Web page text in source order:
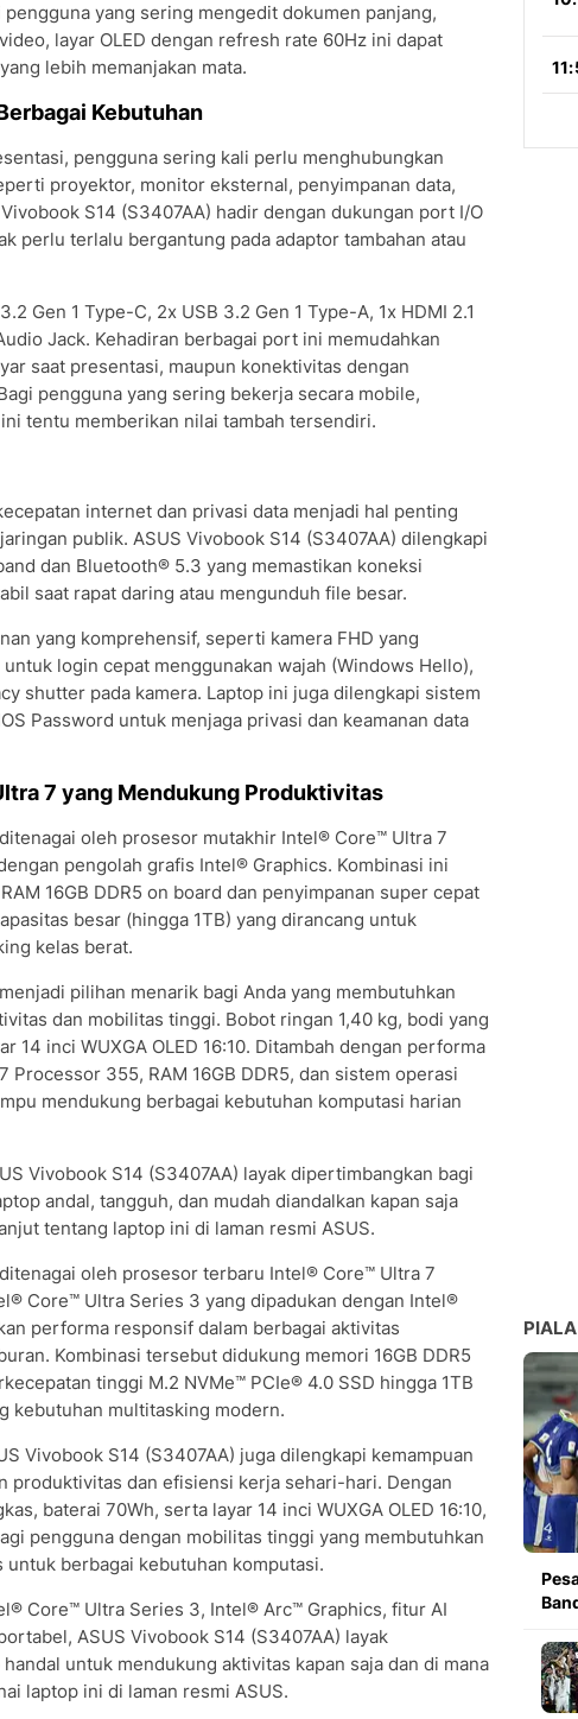
pengguna yang sering mengedit dokumen panjang,
layar OLED dengan refresh rate 60Hz ini dapat
lebih memanjakan mata.
Kebutuhan
pengguna sering kali perlu menghubungkan
proyektor, monitor eksternal, penyimpanan data,
S14 (S3407AA) hadir dengan dukungan port I/O
perlu terlalu bergantung pada adaptor tambahan atau
Gen 1 Type-C, 2x USB 3.2 Gen 1 Type-A, 1x HDMI 2.1
Jack. Kehadiran berbagai port ini memudahkan
saat presentasi, maupun konektivitas dengan
pengguna yang sering bekerja secara mobile,
tentu memberikan nilai tambah tersendiri.
internet dan privasi data menjadi hal penting
publik. ASUS Vivobook S14 (S3407AA) dilengkapi
dan Bluetooth® 5.3 yang memastikan koneksi
saat rapat daring atau mengunduh file besar.
yang komprehensif, seperti kamera FHD yang
login cepat menggunakan wajah (Windows Hello),
shutter pada kamera. Laptop ini juga dilengkapi sistem
Password untuk menjaga privasi dan keamanan data
7 yang Mendukung Produktivitas
oleh prosesor mutakhir Intel® Core™ Ultra 7
pengolah grafis Intel® Graphics. Kombinasi ini
16GB DDR5 on board dan penyimpanan super cepat
besar (hingga 1TB) yang dirancang untuk
kelas berat.
pilihan menarik bagi Anda yang membutuhkan
dan mobilitas tinggi. Bobot ringan 1,40 kg, bodi yang
14 inci WUXGA OLED 16:10. Ditambah dengan performa
355, RAM 16GB DDR5, dan sistem operasi
mendukung berbagai kebutuhan komputasi harian
Vivobook S14 (S3407AA) layak dipertimbangkan bagi
andal, tangguh, dan mudah diandalkan kapan saja
tentang laptop ini di laman resmi ASUS.
oleh prosesor terbaru Intel® Core™ Ultra 7
Core™ Ultra Series 3 yang dipadukan dengan Intel®
performa responsif dalam berbagai aktivitas
Kombinasi tersebut didukung memori 16GB DDR5
tinggi M.2 NVMe™ PCIe® 4.0 SSD hingga 1TB
kebutuhan multitasking modern.
Vivobook S14 (S3407AA) juga dilengkapi kemampuan
produktivitas dan efisiensi kerja sehari-hari. Dengan
baterai 70Wh, serta layar 14 inci WUXGA OLED 16:10,
pengguna dengan mobilitas tinggi yang membutuhkan
berbagai kebutuhan komputasi.
Core™ Ultra Series 3, Intel® Arc™ Graphics, fitur AI
ASUS Vivobook S14 (S3407AA) layak
untuk mendukung aktivitas kapan saja dan di mana
laptop ini di laman resmi ASUS.